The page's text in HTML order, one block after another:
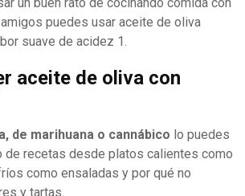
puedes usar aceite de oliva
suave de acidez 1.
aceite de oliva con
de marihuana o cannábico lo puedes
de recetas desde platos calientes como
como ensaladas y por qué no
y tartas.